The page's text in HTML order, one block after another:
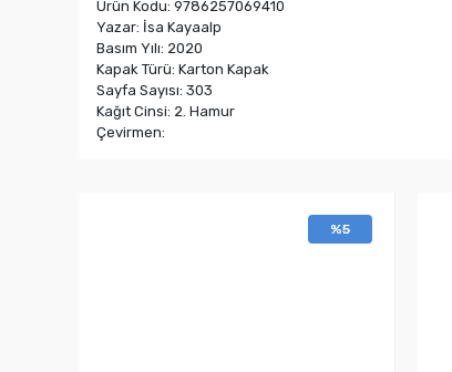
Ürün Kodu: 9786257069410
Yazar: İsa Kayaalp
Basım Yılı: 2020
Kapak Türü: Karton Kapak
Sayfa Sayısı: 303
Kağıt Cinsi: 2. Hamur
Çevirmen:
%5